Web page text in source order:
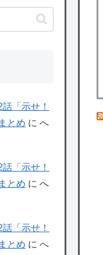
「示せ！
とめ に へ
「示せ！
とめ に へ
「示せ！
とめ に へ